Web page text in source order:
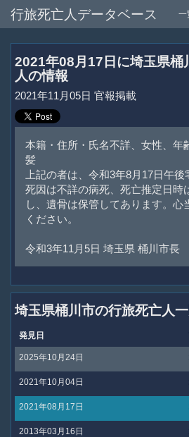
行旅死亡人データベース 一
2021年08月17日に埼玉県桶
人の情報
2021年11月05日 官報掲載
本籍・住所・氏名不詳、女性、年
髪
上記の者は、令和3年8月17日午
死因は不詳の病死、死亡推定日時
し、遺骨は保管してあります。
ください。
令和3年11月5日 埼玉県 桶川市長
埼玉県桶川市の行旅死亡人
発見日
2025年10月24日
2021年10月04日
2021年08月17日
2013年03月16日